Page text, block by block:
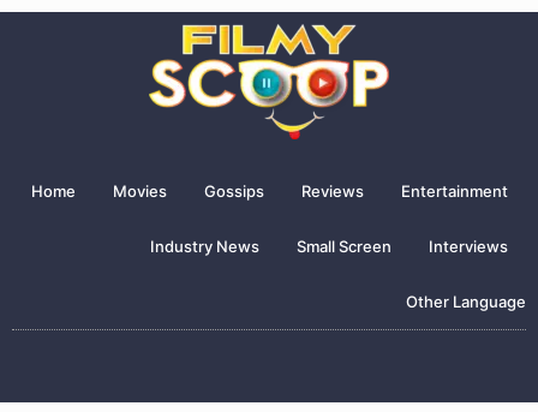
Home Movies Gossips Reviews Entertainment
Industry News Small Screen Interviews
Other Language